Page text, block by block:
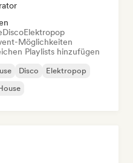
DiscoElektropop
Möglichkeiten
Playlists hinzufügen
Disco
Elektropop